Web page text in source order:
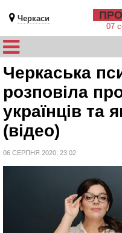
Черкаси ПРО
07
Черкаська
розповіла
українців та
(відео)
06 СЕРПНЯ 2020, 23:02